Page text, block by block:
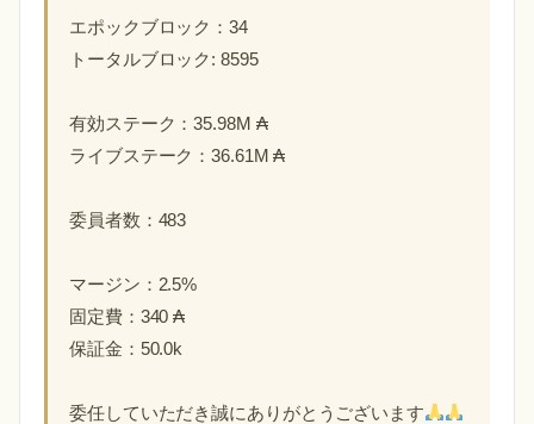
エポックブロック：34
トータルブロック: 8595
有効ステーク：35.98M ₳
ライブステーク：36.61M ₳
委員者数：483
マージン：2.5%
固定費：340 ₳
保証金：50.0k
委任していただき誠にありがとうございます